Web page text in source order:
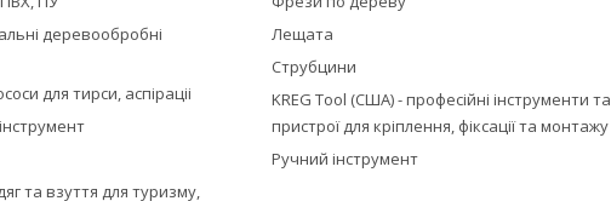
деревообробні
для тирси, аспіраціі
та взуття для туризму,
Лещата
Струбцини
KREG Tool (США) - професійні інструменти та
пристрої для кріплення, фіксації та монтажу
Ручний інструмент